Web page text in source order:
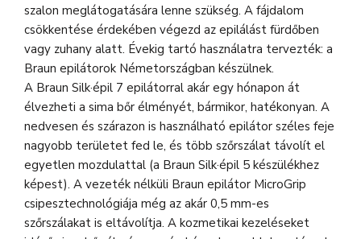
szalon meglátogatására lenne szükség. A fájdalom
csökkentése érdekében végezd az epilálást fürdőben
vagy zuhany alatt. Évekig tartó használatra tervezték: a
Braun epilátorok Németországban készülnek.
A Braun Silk·épil 7 epilátorral akár egy hónapon át
élvezheti a sima bőr élményét, bármikor, hatékonyan. A
nedvesen és szárazon is használható epilátor széles feje
nagyobb területet fed le, és több szőrszálat távolít el
egyetlen mozdulattal (a Braun Silk·épil 5 készülékhez
képest). A vezeték nélküli Braun epilátor MicroGrip
csipesztechnológiája még az akár 0,5 mm-es
szőrszálakat is eltávolítja. A kozmetikai kezeléseket